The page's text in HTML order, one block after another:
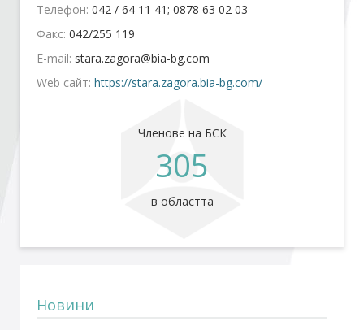
Арбитражен съд
Проекти
Членове
Телефон: 042 / 64 11 41; 0878 63 02 03
Факс: 042/255 119
E-mail:
Web сайт: https://stara.zagora.bia-bg.com/
Членове на БСК
305
в областта
Новини